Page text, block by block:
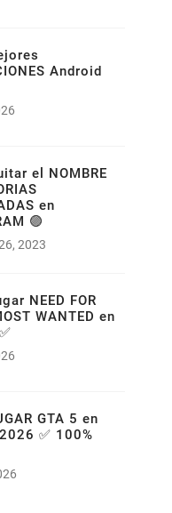
Android
el NOMBRE
en
🟣
2023
NEED FOR
WANTED en
GTA 5 en
✅ 100%